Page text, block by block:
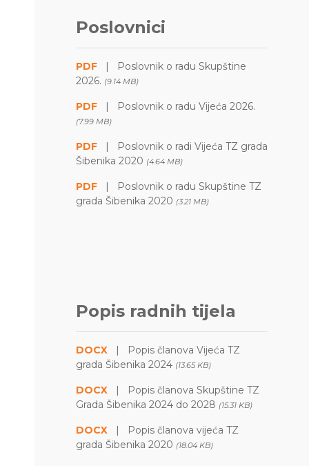
Poslovnici
PDF |
Poslovnik o radu Skupštine
2026. (9.14 MB)
PDF | Poslovnik o radu Vijeća 2026.
(7.99 MB)
PDF |
Poslovnik o radi Vijeća TZ grada
Šibenika 2020 (4.64 MB)
PDF |
Poslovnik o radu Skupštine TZ
grada Šibenika 2020 (3.21 MB)
Popis radnih tijela
DOCX |
Popis članova Vijeća TZ
grada Šibenika 2024 (13.65 KB)
DOCX |
Popis članova Skupštine TZ
Grada Šibenika 2024 do 2028 (15.31 KB)
DOCX |
Popis članova vijeća TZ
grada Šibenika 2020 (18.04 KB)